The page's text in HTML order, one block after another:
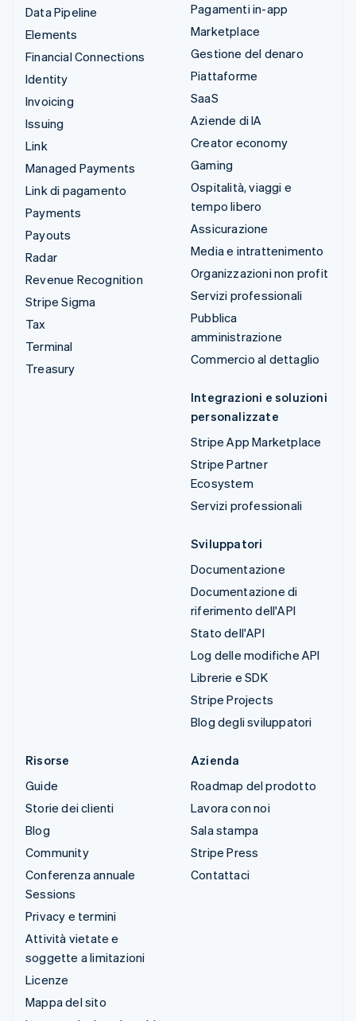
Data Pipeline
Elements
Financial Connections
Identity
Invoicing
Issuing
Link
Managed Payments
Link di pagamento
Payments
Payouts
Radar
Revenue Recognition
Stripe Sigma
Tax
Terminal
Treasury
Pagamenti in-app
Marketplace
Gestione del denaro
Piattaforme
SaaS
Aziende di IA
Creator economy
Gaming
Ospitalità, viaggi e
tempo libero
Assicurazione
Media e intrattenimento
Organizzazioni non profit
Servizi professionali
Pubblica
amministrazione
Commercio al dettaglio
Integrazioni e soluzioni
personalizzate
Stripe App Marketplace
Stripe Partner
Ecosystem
Servizi professionali
Sviluppatori
Documentazione
Documentazione di
riferimento dell'API
Stato dell'API
Log delle modifiche API
Librerie e SDK
Stripe Projects
Blog degli sviluppatori
Risorse
Guide
Storie dei clienti
Blog
Community
Conferenza annuale
Sessions
Privacy e termini
Attività vietate e
soggette a limitazioni
Licenze
Mappa del sito
Azienda
Roadmap del prodotto
Lavora con noi
Sala stampa
Stripe Press
Contattaci